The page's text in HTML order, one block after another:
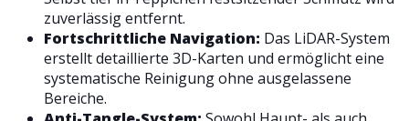
zuverlässig entfernt.
Fortschrittliche Navigation: Das LiDAR-System
erstellt detaillierte 3D-Karten und ermöglicht eine
systematische Reinigung ohne ausgelassene
Bereiche.